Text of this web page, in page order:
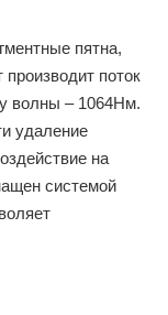
пятна,
поток
волны – 1064Нм.
удаление
на
системой